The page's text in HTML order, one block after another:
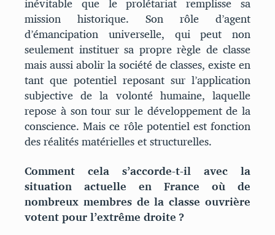
mission historique. Son rôle d’agent
d’émancipation universelle, qui peut non
seulement instituer sa propre règle de classe
mais aussi abolir la société de classes, existe en
tant que potentiel reposant sur l’application
subjective de la volonté humaine, laquelle
repose à son tour sur le développement de la
conscience. Mais ce rôle potentiel est fonction
des réalités matérielles et structurelles.
Comment cela s’accorde-t-il avec la
situation actuelle en France où de
nombreux membres de la classe ouvrière
votent pour l’extrême droite ?